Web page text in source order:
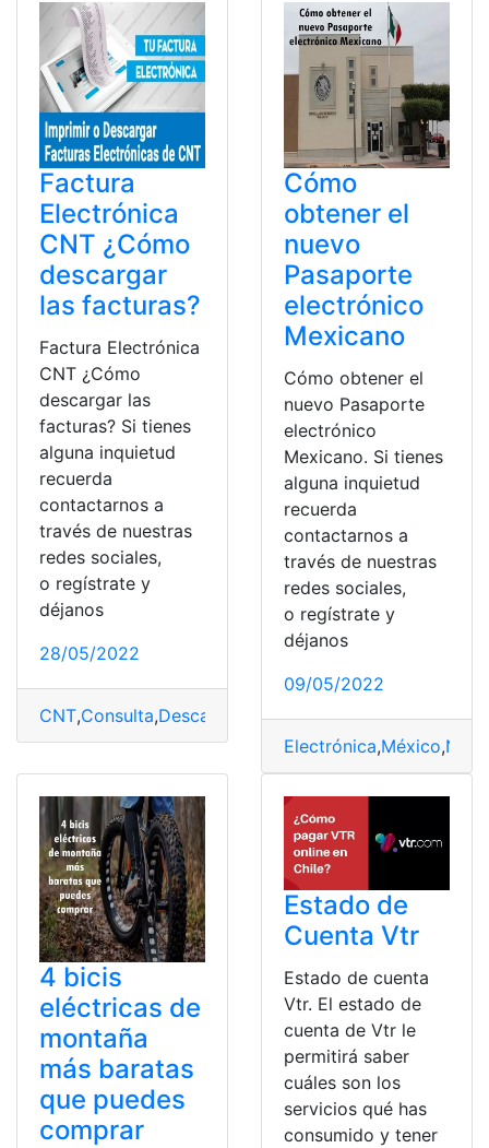
Factura
Electrónica
CNT ¿Cómo
descargar
las facturas?
Factura Electrónica
CNT ¿Cómo
descargar las
facturas? Si tienes
alguna inquietud
recuerda
contactarnos a
través de nuestras
redes sociales,
o regístrate y
déjanos
28/05/2022
CNT,Consulta,Descargar Electrónica,factura
Cómo
obtener el
nuevo
Pasaporte
electrónico
Mexicano
Cómo obtener el
nuevo Pasaporte
electrónico
Mexicano. Si tienes
alguna inquietud
recuerda
contactarnos a
través de nuestras
redes sociales,
o regístrate y
déjanos
09/05/2022
Electrónica,México,
4 bicis
eléctricas de
montaña
más baratas
que puedes
comprar
Estado de
Cuenta Vtr
Estado de cuenta
Vtr. El estado de
cuenta de Vtr le
permitirá saber
cuáles son los
servicios qué has
consumido y tener